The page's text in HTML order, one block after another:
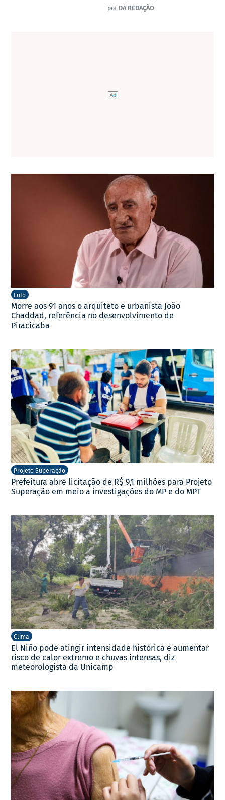
por DA REDAÇÃO
Luto
Morre aos 91 anos o arquiteto e urbanista João
Chaddad, referência no desenvolvimento de
Piracicaba
Projeto Superação
Prefeitura abre licitação de R$ 9,1 milhões para Projeto
Superação em meio a investigações do MP e do MPT
Clima
El Niño pode atingir intensidade histórica e aumentar
risco de calor extremo e chuvas intensas, diz
meteorologista da Unicamp